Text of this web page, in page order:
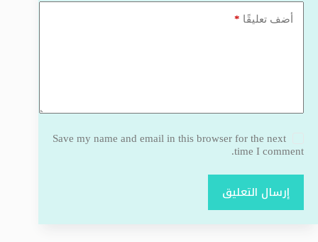
أضف تعليقًا *
Save my name and email in this browser for the next
time I comment.
إرسال التعليق